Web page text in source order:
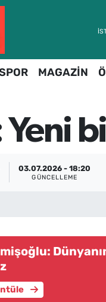
MAGAZİN
03.07.2026 - 18:20
GÜNCELLEME